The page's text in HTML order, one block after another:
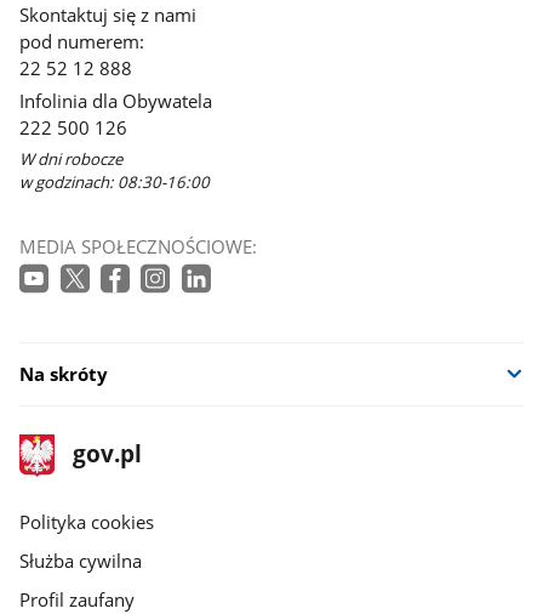
Skontaktuj się z nami
pod numerem:
22 52 12 888
Infolinia dla Obywatela
222 500 126
W dni robocze
w godzinach: 08:30-16:00
MEDIA SPOŁECZNOŚCIOWE:
Na skróty
stopka
gov.pl
Strona
gov.pl
gov.pl
Polityka cookies
Służba cywilna
Profil zaufany